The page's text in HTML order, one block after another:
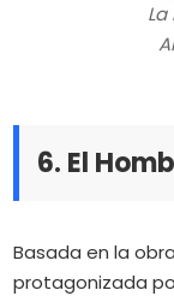
6. El
Basada en la
protagonizada